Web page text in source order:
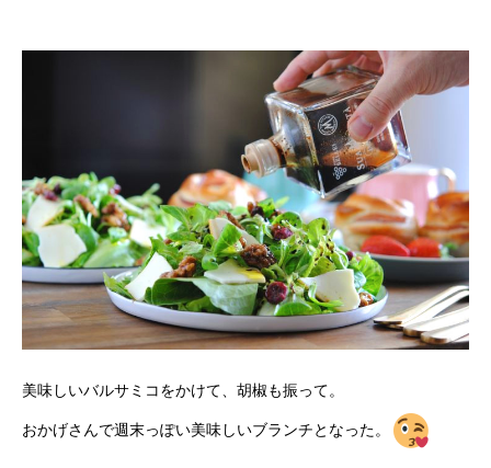
美味しいバルサミコをかけて、胡椒も振って。
おかげさんで週末っぽい美味しいブランチとなった。